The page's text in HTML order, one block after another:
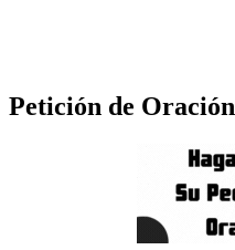
Petición de Oración